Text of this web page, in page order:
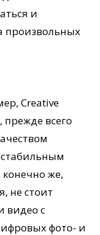
и
произвольных
Creative
прежде всего
же,
не стоит
видео с
фото- и